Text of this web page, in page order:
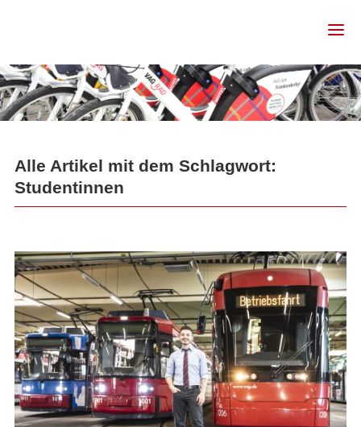
Alle Artikel mit dem Schlagwort:
Studentinnen